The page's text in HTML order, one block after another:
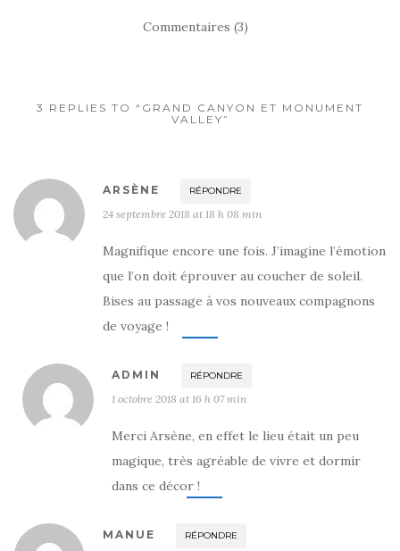
Commentaires (3)
3 REPLIES TO “GRAND CANYON ET MONUMENT
VALLEY”
ARSÈNE RÉPONDRE
24 septembre 2018 at 18 h 08 min
Magnifique encore une fois. J’imagine l’émotion
que l’on doit éprouver au coucher de soleil.
Bises au passage à vos nouveaux compagnons
de voyage !
ADMIN RÉPONDRE
1 octobre 2018 at 16 h 07 min
Merci Arsène, en effet le lieu était un peu
magique, très agréable de vivre et dormir
dans ce décor !
MANUE RÉPONDRE